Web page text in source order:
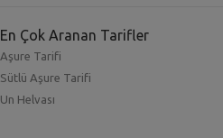
En Çok Aranan Tarifler
Aşure Tarifi
Sütlü Aşure Tarifi
Un Helvası